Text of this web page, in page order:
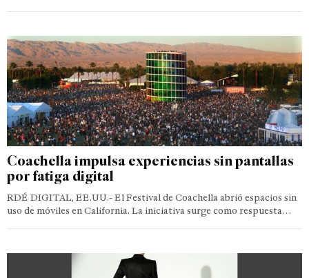
Coachella impulsa experiencias sin pantallas
por fatiga digital
RDÉ DIGITAL, EE.UU.- El Festival de Coachella abrió espacios sin
uso de móviles en California. La iniciativa surge como respuesta…